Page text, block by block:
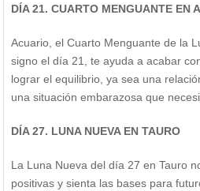
DÍA 21. CUARTO MENGUANTE EN
Acuario, el Cuarto Menguante de la
signo el día 21, te ayuda a acabar
lograr el equilibrio, ya sea una
una situación embarazosa que
DÍA 27. LUNA NUEVA EN TAURO
La Luna Nueva del día 27 en Tauro
positivas y sienta las bases para